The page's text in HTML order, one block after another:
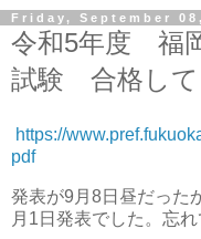
Friday, September
令和5年度 福
試験 合格して
https://
pdf
発表が9月8日昼だっ
月1日発表でした。忘れ